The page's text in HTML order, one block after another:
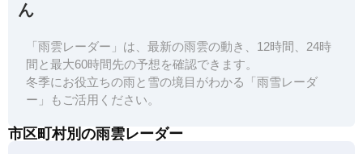
ん
「雨雲レーダー」は、最新の雨雲の動き、12時間、24時
間と最大60時間先の予想を確認できます。
冬季にお役立ちの雨と雪の境目がわかる「雨雪レーダ
ー」もご活用ください。
市区町村別の雨雲レーダー